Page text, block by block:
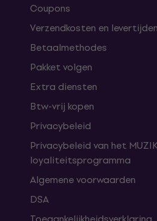
Coupons
Verzendkosten en levertijden
Betaalmethodes
Pakket volgen
Extra diensten
Btw-vrij kopen
Privacybeleid
Privacybeleid van het
loyaliteitsprogramma
Algemene voorwaarden
DSA